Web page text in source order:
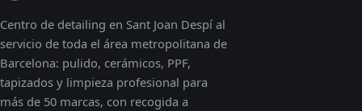
Centro de detailing en Sant Joan Despí al
servicio de toda el área metropolitana de
Barcelona: pulido, cerámicos, PPF,
tapizados y limpieza profesional para
más de 50 marcas, con recogida a